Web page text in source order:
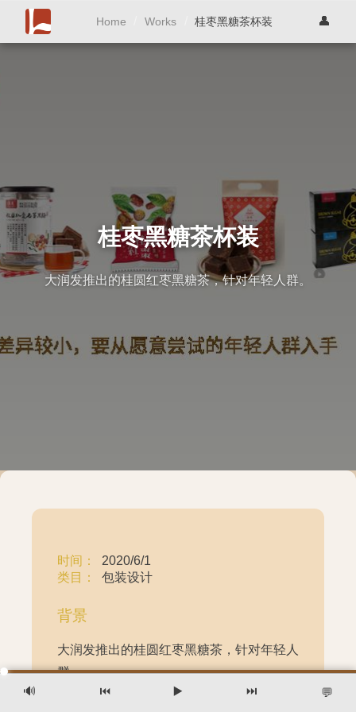
Home Works 桂枣黑糖茶杯装 👤
桂枣黑糖茶杯装
大润发推出的桂圆红枣黑糖茶，针对年轻人群。
时间：
2020/6/1
类目：
包装设计
背景
大润发推出的桂圆红枣黑糖茶，针对年轻人
群。
🔊 ⏮️ ▶️ ⏭️ 💬